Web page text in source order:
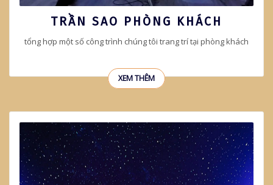
TRẦN SAO PHÒNG KHÁCH
tổng hợp một số công trình chúng tôi trang trí tại phòng khách
XEM THÊM